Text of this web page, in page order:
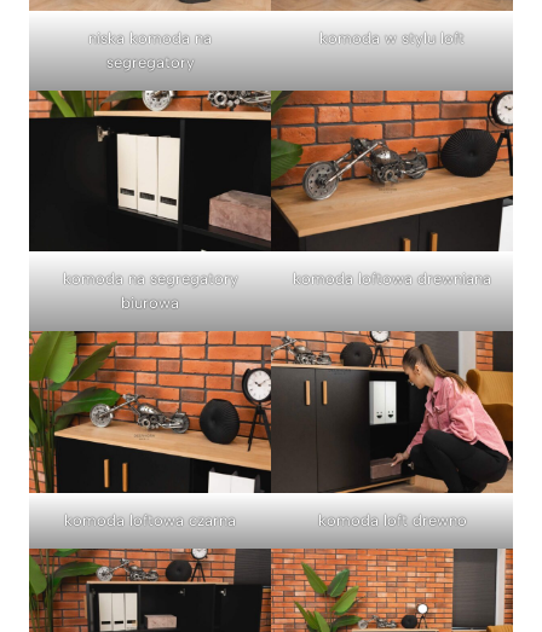
niska komoda na
segregatory
komoda w stylu loft
komoda na segregatory
biurowa
komoda loftowa drewniana
komoda loftowa czarna komoda loft drewno